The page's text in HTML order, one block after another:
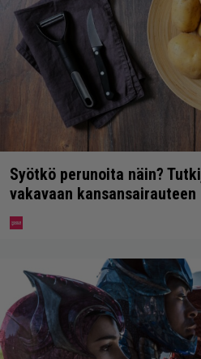
Syötkö perunoita näin?
vakavaan kansansairauteen